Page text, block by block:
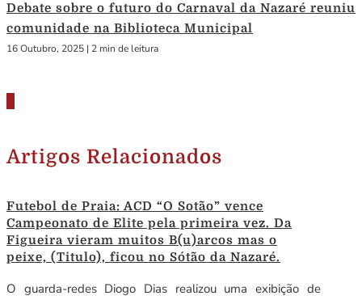
Debate sobre o futuro do Carnaval da Nazaré reuniu
comunidade na Biblioteca Municipal
16 Outubro, 2025 | 2 min de leitura
Artigos Relacionados
Futebol de Praia: ACD “O Sotão” vence
Campeonato de Elite pela primeira vez. Da
Figueira vieram muitos B(u)arcos mas o
peixe, (Titulo), ficou no Sótão da Nazaré.
O guarda-redes Diogo Dias realizou uma exibição de